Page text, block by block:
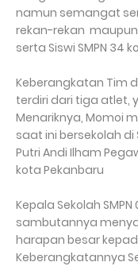
namun semangat
rekan-rekan maupun
serta Siswi SMPN 34
Keberangkatan Tim
terdiri dari tiga atlet,
Menariknya, Momoi
saat ini bersekolah di
Putri Andi Ilham
kota Pekanbaru
Kepala Sekolah
sambutannya
harapan besar
Keberangkatannya